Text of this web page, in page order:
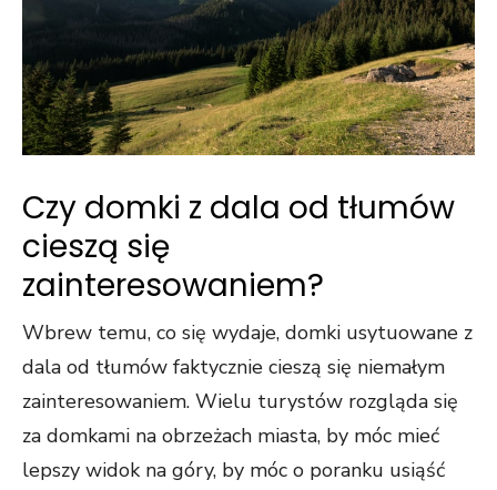
Czy domki z dala od tłumów
cieszą się
zainteresowaniem?
Wbrew temu, co się wydaje, domki usytuowane z
dala od tłumów faktycznie cieszą się niemałym
zainteresowaniem. Wielu turystów rozgląda się
za domkami na obrzeżach miasta, by móc mieć
lepszy widok na góry, by móc o poranku usiąść